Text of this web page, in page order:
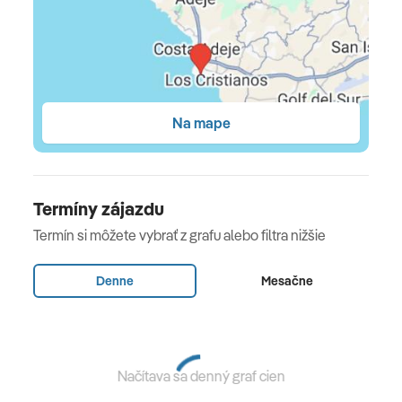
Detský bazén: vonkajšie, sladká voda, vyhrievané:
november - marec; Sezónne, lehátka: zadarmo,
slnečníky: bez poplatku
Osušky za poplatok:
Pranie: za príplatok
Domáce zvieratá nie sú povolené
Kategória krajiny: 3 hviezdičky
Na mape
Termíny zájazdu
Termín si môžete vybrať z grafu alebo filtra nižšie
Denne Mesačne
Načítava sa denný graf cien